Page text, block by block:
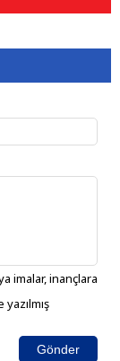
imalar, inançlara
Gönder